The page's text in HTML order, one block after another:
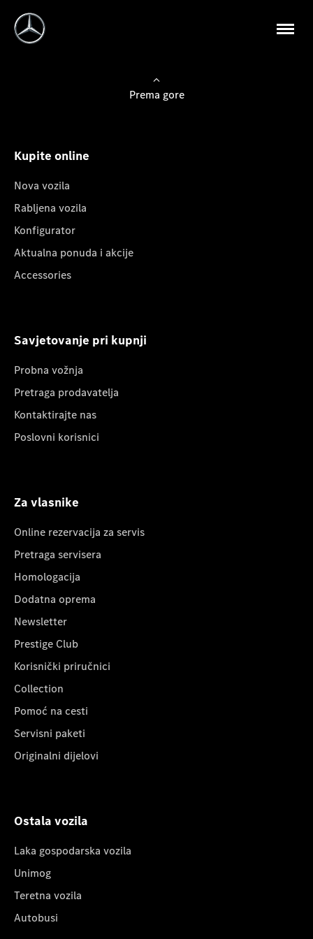
Prema gore
Kupite online
Nova vozila
Rabljena vozila
Konfigurator
Aktualna ponuda i akcije
Accessories
Savjetovanje pri kupnji
Probna vožnja
Pretraga prodavatelja
Kontaktirajte nas
Poslovni korisnici
Za vlasnike
Online rezervacija za servis
Pretraga servisera
Homologacija
Dodatna oprema
Newsletter
Prestige Club
Korisnički priručnici
Collection
Pomoć na cesti
Servisni paketi
Originalni dijelovi
Ostala vozila
Laka gospodarska vozila
Unimog
Teretna vozila
Autobusi